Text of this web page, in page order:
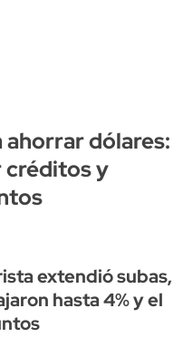
ahorrar dólares:
créditos y
extendió subas,
hasta 4% y el